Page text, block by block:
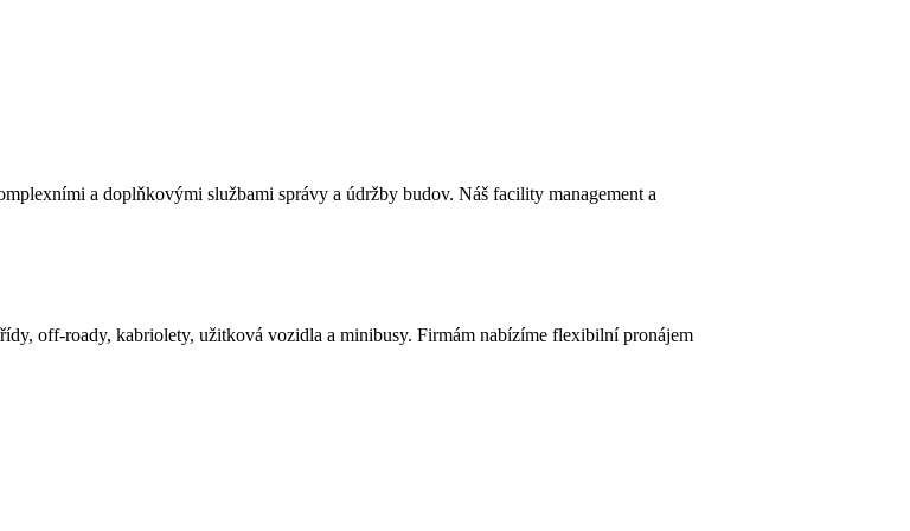
a doplňkovými službami správy a údržby budov. Náš facility management a
off-roady, kabriolety, užitková vozidla a minibusy. Firmám nabízíme flexibilní pronájem